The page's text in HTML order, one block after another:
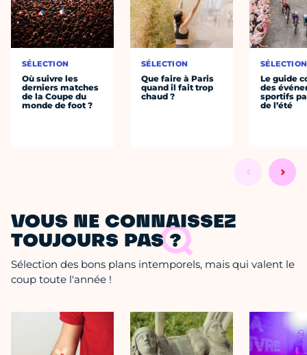
SÉLECTION
Où suivre les
derniers matches
de la Coupe du
monde de foot ?
SÉLECTION
Que faire à Paris
quand il fait trop
chaud ?
SÉLECTION
Le guide
des
sportifs
de l’été
VOUS NE CONNAISSEZ
TOUJOURS PAS ?
Sélection des bons plans intemporels, mais qui valent le
coup toute l'année !